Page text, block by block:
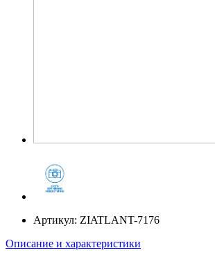
Артикул: ZIATLANT-7176
Описание и характеристики